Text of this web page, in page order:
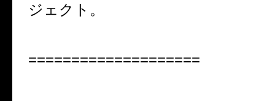
ジェクト。
====================